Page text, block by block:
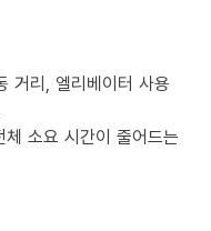
거리, 엘리베이터 사용
소요 시간이 줄어드는